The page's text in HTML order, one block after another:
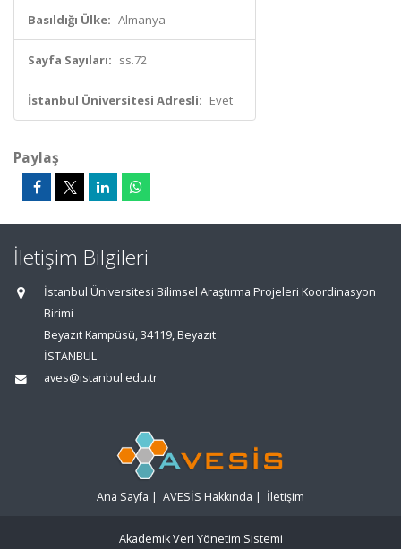
Basıldığı Ülke: Almanya
Sayfa Sayıları: ss.72
İstanbul Üniversitesi Adresli: Evet
Paylaş
İletişim Bilgileri
İstanbul Üniversitesi Bilimsel Araştırma Projeleri Koordinasyon
Birimi
Beyazıt Kampüsü, 34119, Beyazıt
İSTANBUL
aves@istanbul.edu.tr
Ana Sayfa | AVESİS Hakkında | İletişim
Akademik Veri Yönetim Sistemi